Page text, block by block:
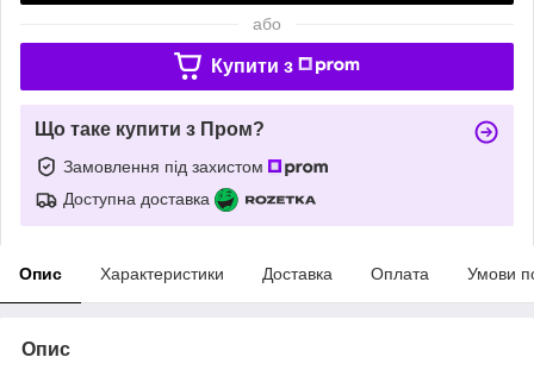
або
Купити з
Що таке купити з Пром?
Замовлення під захистом
Доступна доставка
Опис Характеристики Доставка Оплата Умови
Опис